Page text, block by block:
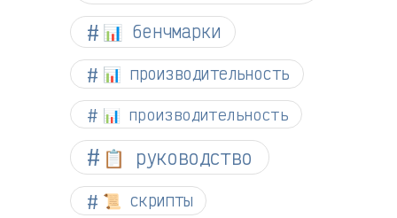
📊 бенчмарки
📊 производительность
📊 производительность
📋 руководство
📜 скрипты